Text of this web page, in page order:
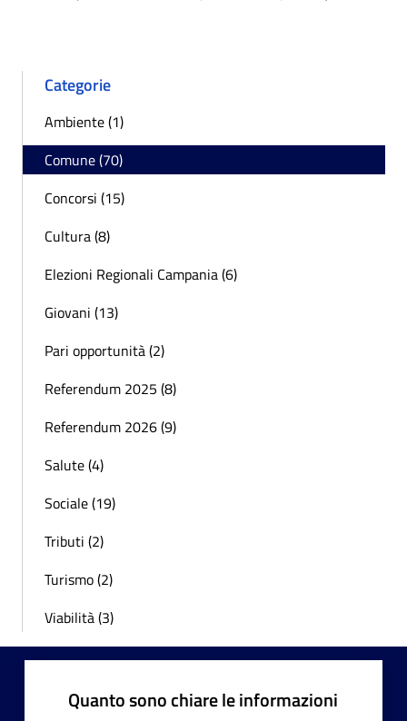
Categorie
Ambiente (1)
Comune (70)
Concorsi (15)
Cultura (8)
Elezioni Regionali Campania (6)
Giovani (13)
Pari opportunità (2)
Referendum 2025 (8)
Referendum 2026 (9)
Salute (4)
Sociale (19)
Tributi (2)
Turismo (2)
Viabilità (3)
Quanto sono chiare le informazioni